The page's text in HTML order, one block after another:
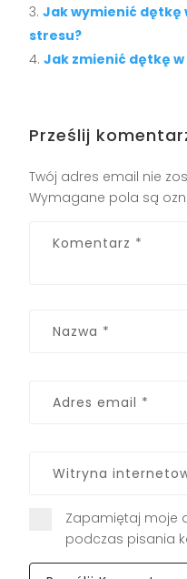
Jak wymienić dętkę
stresu?
Jak zmienić dętkę
Prześlij
Twój adres email nie
Wymagane pola są
Zapamiętaj moje
podczas pisania